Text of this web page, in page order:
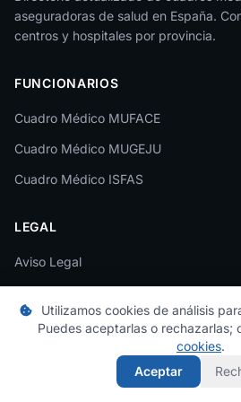
La Rioja
León
Lleida
Lugo
Málaga
Melilla
Navarra
aseguradoras de salud en España.
centros y hospitales por provincia.
FUNCIONARIOS
Cuadro Médico MUFACE
Cuadro Médico MUGEJU
Cuadro Médico ISFAS
LEGAL
Aviso Legal
Contacto
SEGUROS DE SALUD
¿Buscas un seguro de salud?
las principales aseguradoras.
Utilizamos cookies de análisis
Puedes aceptarlas o rechazarlas;
cookies.
Aceptar